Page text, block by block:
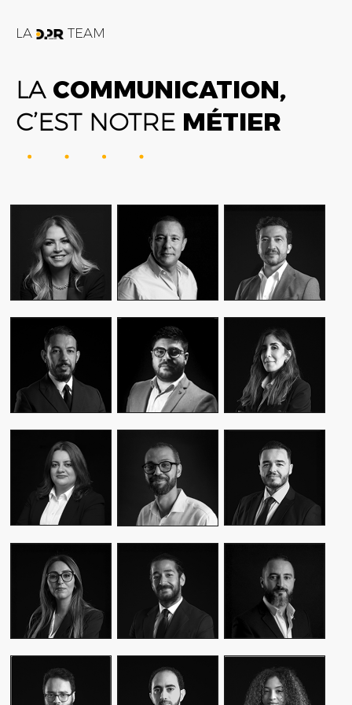
LA TEAM
LACOMMUNICATION,
C’EST NOTRE MÉTIER
FATIME ZOHRA
OUTAGHANI
CEO & FOUNDER
ALEX AXIOTIS
CEO & FOUNDER
AMIN FARES
GENERAL
MANAGER
WASSIM KASSARI
CHIEF FINANCIAL
OFFICER
MALIK IRAQI
MANAGING
DIRECTOR
YASMINE MYRIAM
DIRECTOR OF
OPERATIONS –
PUBLIC RELATIONS
MOUNA EL AZIM
DIRECTOR OF
OPERATIONS
AMINE LAGSSIR
STRATEGY
DIRECTOR
KARIM BENKIRAN
CHIEF CREATIVE
OFFICER
MEKHTOUME
PMO CHANGE &
WALID BAHYA
BUSINESS LEAD
GROUP
SAMI SABER
MEDIA RELATIONS
DIRECTOR